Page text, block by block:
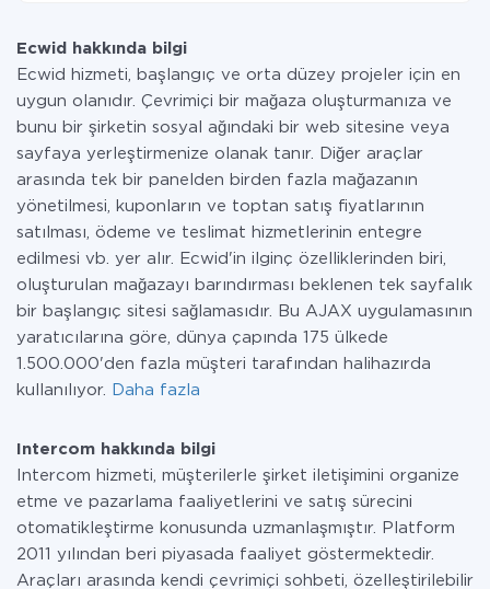
Ecwid hakkında bilgi
Ecwid hizmeti, başlangıç ve orta düzey projeler için en
uygun olanıdır. Çevrimiçi bir mağaza oluşturmanıza ve
bunu bir şirketin sosyal ağındaki bir web sitesine veya
sayfaya yerleştirmenize olanak tanır. Diğer araçlar
arasında tek bir panelden birden fazla mağazanın
yönetilmesi, kuponların ve toptan satış fiyatlarının
satılması, ödeme ve teslimat hizmetlerinin entegre
edilmesi vb. yer alır. Ecwid'in ilginç özelliklerinden biri,
oluşturulan mağazayı barındırması beklenen tek sayfalık
bir başlangıç sitesi sağlamasıdır. Bu AJAX uygulamasının
yaratıcılarına göre, dünya çapında 175 ülkede
1.500.000'den fazla müşteri tarafından halihazırda
kullanılıyor.
Daha fazla
Intercom hakkında bilgi
Intercom hizmeti, müşterilerle şirket iletişimini organize
etme ve pazarlama faaliyetlerini ve satış sürecini
otomatikleştirme konusunda uzmanlaşmıştır. Platform
2011 yılından beri piyasada faaliyet göstermektedir.
Araçları arasında kendi çevrimiçi sohbeti, özelleştirilebilir